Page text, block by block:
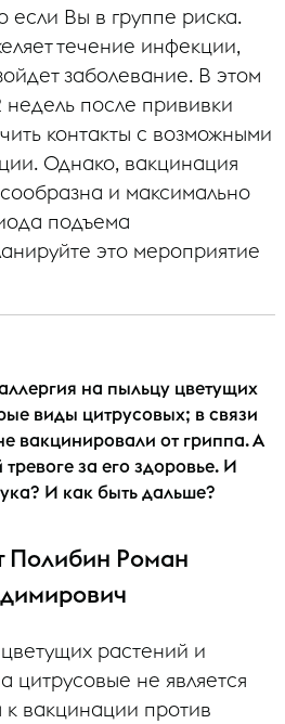
Вы в группе риска.
течение инфекции,
заболевание. В этом
недель после прививки
контакты с возможными
Однако, вакцинация
и максимально
подъема
это мероприятие
на пыльцу цветущих
виды цитрусовых; в связи
вакцинировали от гриппа. А
за его здоровье. И
И как быть дальше?
Полибин Роман
растений и
цитрусовые не является
вакцинации против